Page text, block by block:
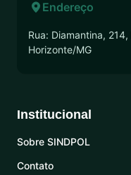
Endereço
Rua: Diamantina,
Horizonte/MG
Institucional
Sobre SINDPOL
Contato